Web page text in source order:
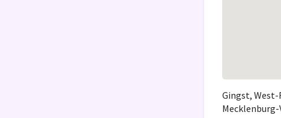
Gingst,